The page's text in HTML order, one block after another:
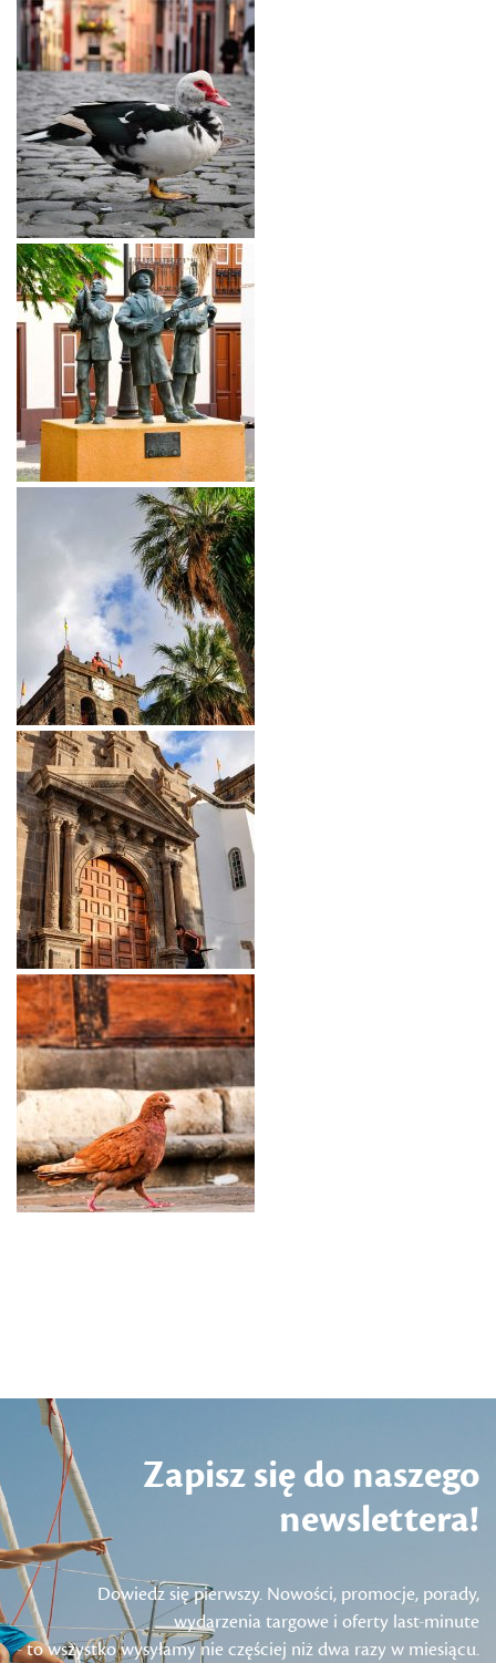
Zapisz się do naszego
newslettera!
Dowiedz się pierwszy. Nowości, promocje, porady,
wydarzenia targowe i oferty last-minute
- to wszystko wysyłamy nie częściej niż dwa razy w miesiącu.